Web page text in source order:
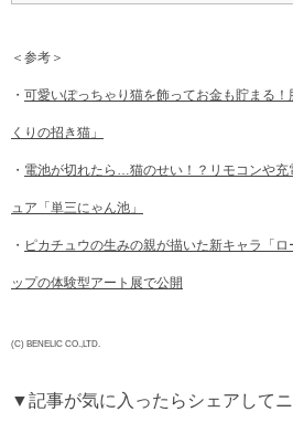
＜参考＞
・ 可愛いぽっちゃり猫を飾ってお金も貯まる
くりの招き猫」
・ 電池が切れたら…猫のせい！？リモコンや
ュア「単三にゃん池」
・ ピカチュウの生みの親が描いた新キャラ「
ップの体験型アート展で公開
(C) BENELIC CO.,LTD.
▼記事が気に入ったらシェアして